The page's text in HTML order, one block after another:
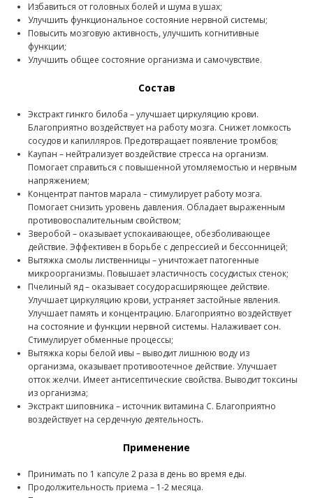
Избавиться от головных болей и шума в ушах;
Улучшить функциональное состояние нервной системы;
Повысить мозговую активность, улучшить когнитивные
функции;
Улучшить общее состояние организма и самочувствие.
Состав
Экстракт гинкго билоба – улучшает циркуляцию крови.
Благоприятно воздействует на работу мозга. Снижет ломкость
сосудов и капилляров. Предотвращает появление тромбов;
Каупан – нейтрализует воздействие стресса на организм.
Помогает справиться с повышенной утомляемостью и нервным
напряжением;
Концентрат пантов марала – стимулирует работу мозга.
Помогает снизить уровень давления. Обладает выраженным
противовоспалительным свойством;
Зверобой – оказывает успокаивающее, обезболивающее
действие. Эффективен в борьбе с депрессией и бессонницей;
Вытяжка смолы лиственницы – уничтожает патогенные
микроорганизмы. Повышает эластичность сосудистых стенок;
Пчелиный яд – оказывает сосудорасширяющее действие.
Улучшает циркуляцию крови, устраняет застойные явления.
Улучшает память и концентрацию. Благоприятно воздействует
на состояние и функции нервной системы. Налаживает сон.
Стимулирует обменные процессы;
Вытяжка коры белой ивы – выводит лишнюю воду из
организма, оказывает противоотечное действие. Улучшает
отток желчи. Имеет антисептические свойства. Выводит токсины
из организма;
Экстракт шиповника – источник витамина С. Благоприятно
воздействует на сердечную деятельность.
Применение
Принимать по 1 капсуле 2 раза в день во время еды.
Продолжительность приема – 1-2 месяца.